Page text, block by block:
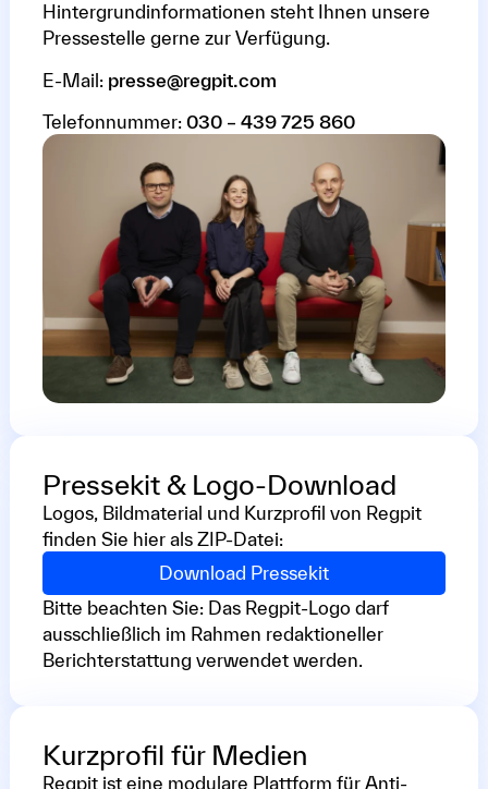
Hintergrundinformationen steht Ihnen unsere
Pressestelle gerne zur Verfügung.
E-Mail: presse@regpit.com
Telefonnummer: 030 – 439 725 860
Pressekit & Logo-Download
Logos, Bildmaterial und Kurzprofil von Regpit
finden Sie hier als ZIP-Datei:
Download Pressekit
Bitte beachten Sie: Das Regpit-Logo darf
ausschließlich im Rahmen redaktioneller
Berichterstattung verwendet werden.
Kurzprofil für Medien
Regpit ist eine modulare Plattform für Anti-